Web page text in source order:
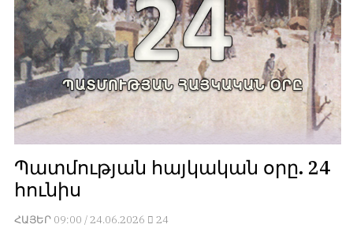
Мнение
редакции
не
является
обязательным
условием
для
Противоположные
мнения
публикуются,
ոչ
այնքան
գրկաբաց
են,
սակայն
հրապարակվում
են
նույն
Գովազդային
տեքստերը,
լուսանկարները
Պատմության հայկական օրը. 24
հունիս
ՀԱՅԵՐ 09:00 / 24.06.2026 24